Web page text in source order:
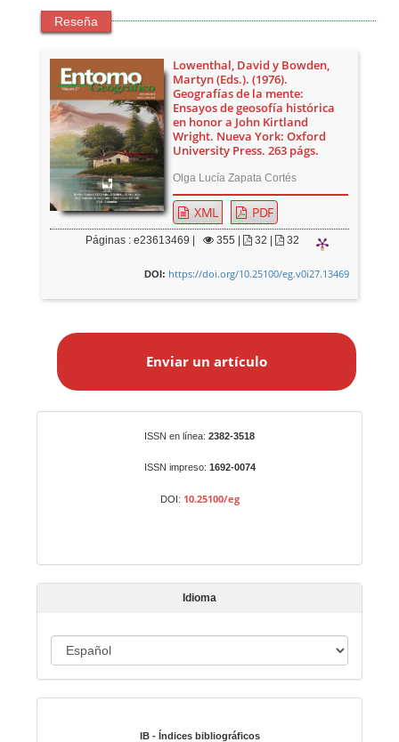
Reseña
Lowenthal, David y Bowden,
Martyn (Eds.). (1976).
Geografías de la mente:
Ensayos de geosofía histórica
en honor a John Kirtland
Wright. Nueva York: Oxford
University Press. 263 págs.
Olga Lucía Zapata Cortés
XML PDF
Páginas : e23613469 | 355 32 | 32
DOI: https://doi.org/10.25100/eg.v0i27.13469
a
c
Enviar un artículo
ISSN en línea: 2382-3518
ISSN impreso: 1692-0074
DOI: 10.25100/eg
Idioma
d
m
IB - Índices bibliográficos